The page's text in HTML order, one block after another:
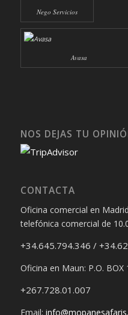
Nego Servicios
Avasa
NOS DEJAS TU
CONTACTA
Oficina comercial en
telefónica comercial de
+34.645.794.346 /
Oficina en Maun: P.O. BOX
+267.728.01.007
Email: